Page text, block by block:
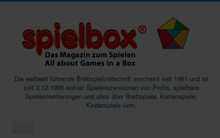
Die weltweit führende Brettspielzeitschrift erscheint seit 1981 und ist
seit 3.12.1995 online! Spielerezensionen von Profis, spielbare
Spieleerweiterungen und alles über Brettspiele, Kartenspiele,
Kinderspiele uvm.